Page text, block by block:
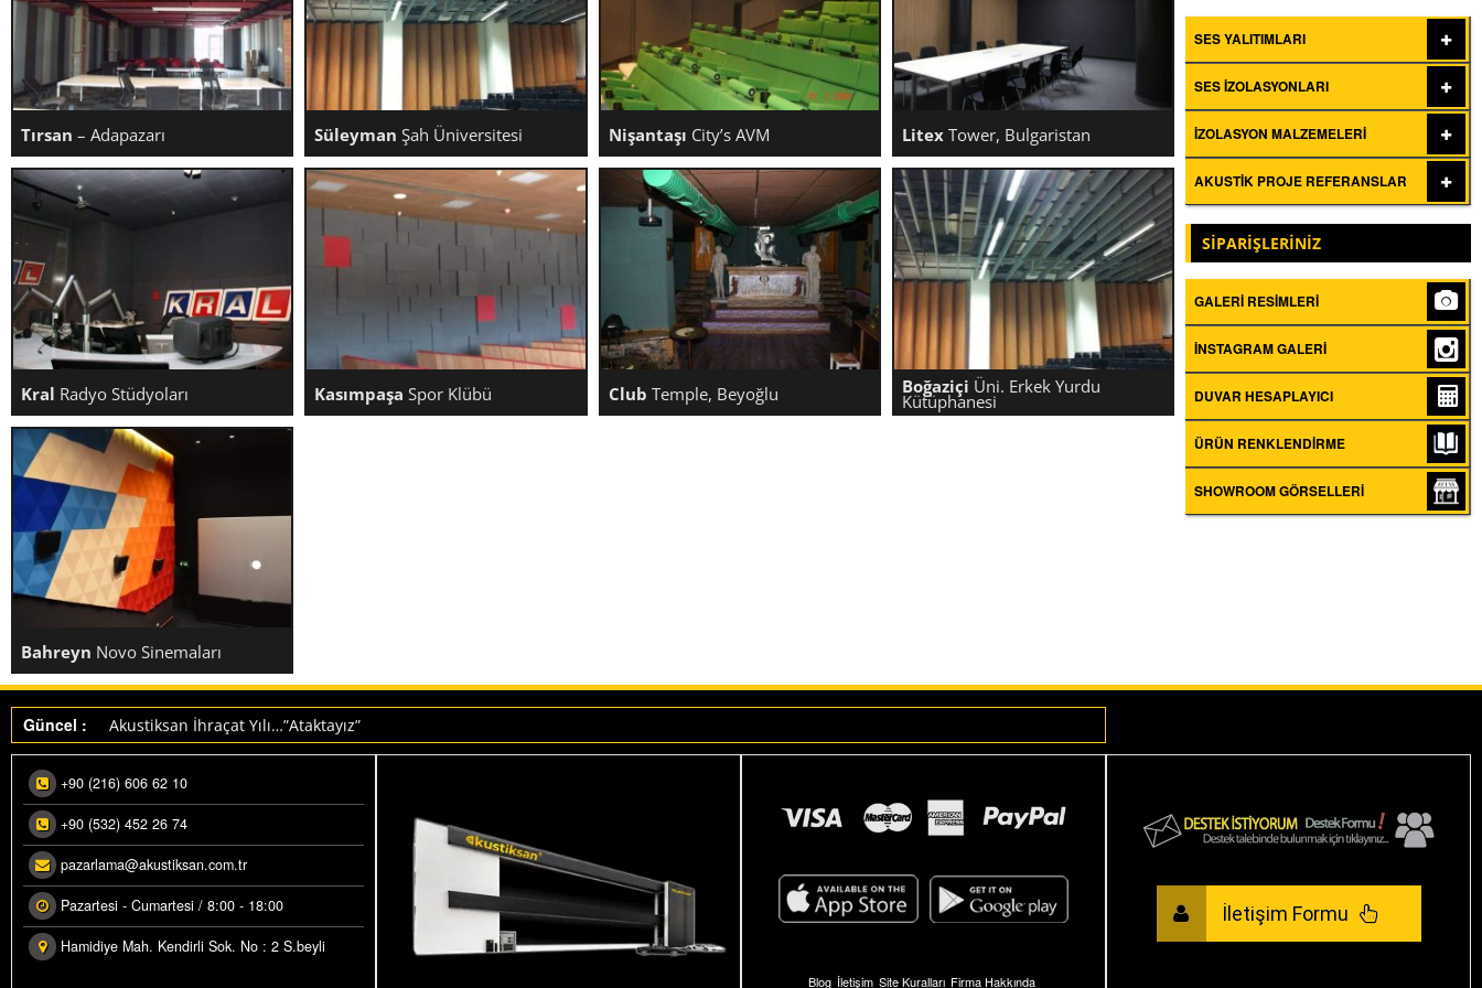
Ürün Fiyatları
Fiyatlandırma
Siparişler Hakkında
TIRSAN – ADAPAZARI
Tırsan – Adapazarı
SÜLEYMAN ŞAH ÜNIVERSITESI
Süleyman Şah Üniversitesi
NIŞANTAŞI CITY’S AVM
Nişantaşı City’s AVM
LITEX TOWER, BULGARISTAN
LitexTower, Bulgaristan
KRAL RADYO STÜDYOLARI
Kral Radyo Stüdyoları Kasımpaşa Spor Klübü Club Temple, Beyoğlu Boğaziçi Üni. Erkek Yurdu
Kütüphanesi
BAHREYN NOVO SINEMALARI
Bahreyn Novo Sinemaları
SES YALITIMLARI
SES İZOLASYONLARI
İZOLASYON MALZEMELERI
AKUSTIK PROJE REFERANSLAR
SİPARİŞLERİNİZ
GALERI RESIMLERI
İNSTAGRAM GALERI
DUVAR HESAPLAYICI
ÜRÜN RENKLENDIRME
SHOWROOM GÖRSELLERI
Güncel :
Makedonya ihracatımız üretime alındı.
Akustiksan İhraçat Yılı…”Ataktayız”
+90 (216) 606 62 10
+90 (532) 452 26 74
pazarlama@akustiksan.com.tr
Pazartesi - Cumartesi / 8:00 - 18:00
Hamidiye Mah. Kendirli Sok. No : 2 S.beyli
Blog İletişim Site Kuralları Firma Hakkında
İletişim Formu